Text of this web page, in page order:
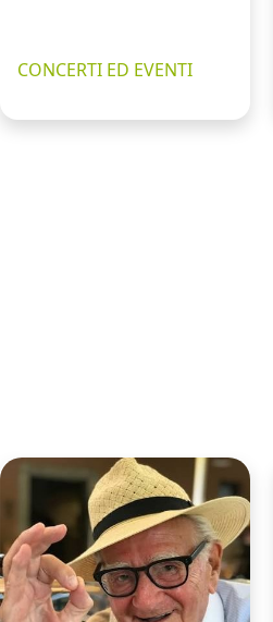
CONCERTI ED EVENTI